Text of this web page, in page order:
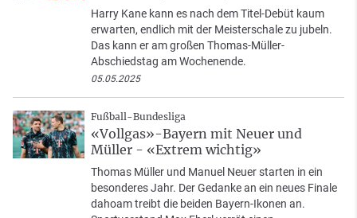
Harry Kane kann es nach dem Titel-Debüt kaum
erwarten, endlich mit der Meisterschale zu jubeln.
Das kann er am großen Thomas-Müller-
Abschiedstag am Wochenende.
05.05.2025
Fußball-Bundesliga
«Vollgas»-Bayern mit Neuer und
Müller - «Extrem wichtig»
Thomas Müller und Manuel Neuer starten in ein
besonderes Jahr. Der Gedanke an ein neues Finale
dahoam treibt die beiden Bayern-Ikonen an.